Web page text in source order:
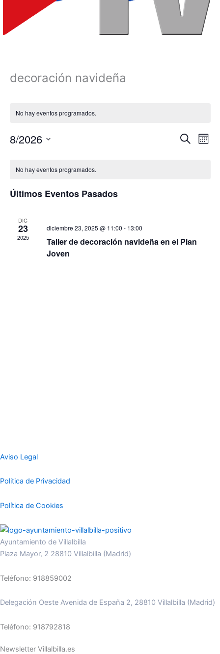
decoración navideña
No hay eventos programados.
Navegación
BuscarMes
8/2026
fecha.
deNo hay eventos programados.
Últimos Eventos Pasados
DIC
23
2025
diciembre 23, 2025 @ 11:00 - 13:00
Taller de decoración navideña en el Plan
Joven
Aviso Legal
Politica de Privacidad
Política de Cookies
Ayuntamiento de Villalbilla
Plaza Mayor, 2 28810 Villalbilla (Madrid)
Teléfono: 918859002
Delegación Oeste Avenida de España 2, 28810 Villalbilla (Madrid)
Teléfono: 918792818
Newsletter Villalbilla.es